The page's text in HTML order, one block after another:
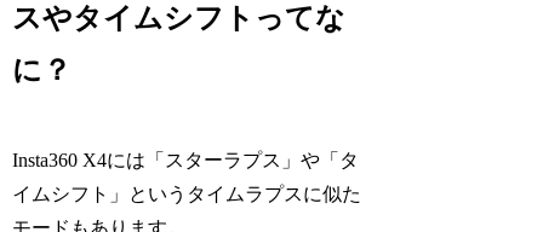
スやタイムシフトってな
に？
Insta360 X4には「スターラプス」や「タ
イムシフト」というタイムラプスに似た
モードもあります。